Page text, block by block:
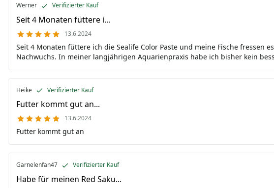
Werner Verifizierter Kauf
Seit 4 Monaten füttere i...
13.6.2024
Seit 4 Monaten füttere ich die Sealife Color Paste und meine Fische
Nachwuchs. In meiner langjährigen Aquarienpraxis habe ich bisher kein
Heike Verifizierter Kauf
Futter kommt gut an...
13.6.2024
Futter kommt gut an
Garnelenfan47 Verifizierter Kauf
Habe für meinen Red Saku...